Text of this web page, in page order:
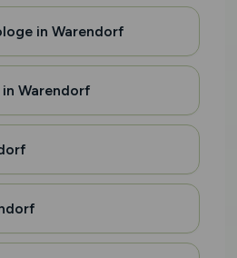
in Warendorf
Warendorf